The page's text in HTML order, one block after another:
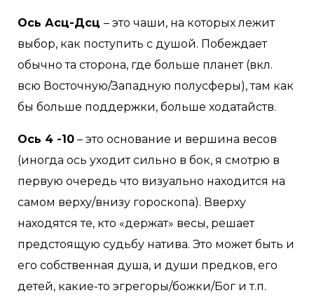
Ось Асц-Дсц – это чаши, на которых лежит
выбор, как поступить с душой. Побеждает
обычно та сторона, где больше планет (вкл.
всю Восточную/Западную полусферы), там как
бы больше поддержки, больше ходатайств.
Ось 4 -10 – это основание и вершина весов
(иногда ось уходит сильно в бок, я смотрю в
первую очередь что визуально находится на
самом верху/внизу гороскопа). Вверху
находятся те, кто «держат» весы, решает
предстоящую судьбу натива. Это может быть и
его собственная душа, и души предков, его
детей, какие-то эгрегоры/божки/Бог и т.п.